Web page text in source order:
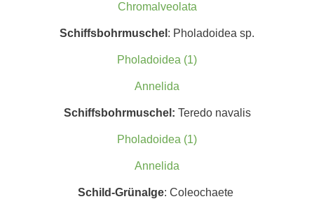
Chromalveolata
Schiffsbohrmuschel : Pholadoidea sp.
Pholadoidea (1)
Annelida
Schiffsbohrmuschel: Teredo navalis
Pholadoidea (1)
Annelida
Schild-Grünalge: Coleochaete